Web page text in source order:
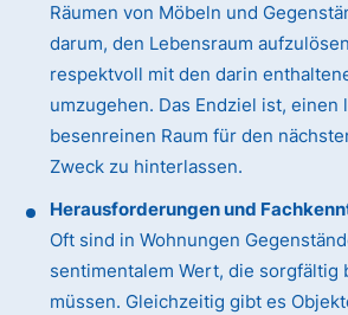
Räumen von Möbeln und
darum, den Lebensraum
respektvoll mit den darin
umzugehen. Das Endziel ist, einen
besenreinen Raum für den
Zweck zu hinterlassen.
Herausforderungen und
Oft sind in Wohnungen
sentimentalem Wert, die sorgfältig
müssen. Gleichzeitig gibt es